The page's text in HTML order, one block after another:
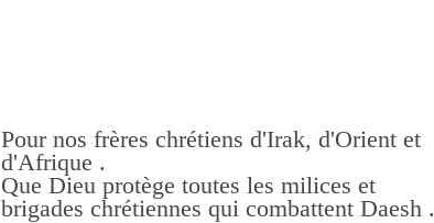
Pour nos frères chrétiens d'Irak, d'Orient et
d'Afrique .
Que Dieu protège toutes les milices et
brigades chrétiennes qui combattent Daesh .